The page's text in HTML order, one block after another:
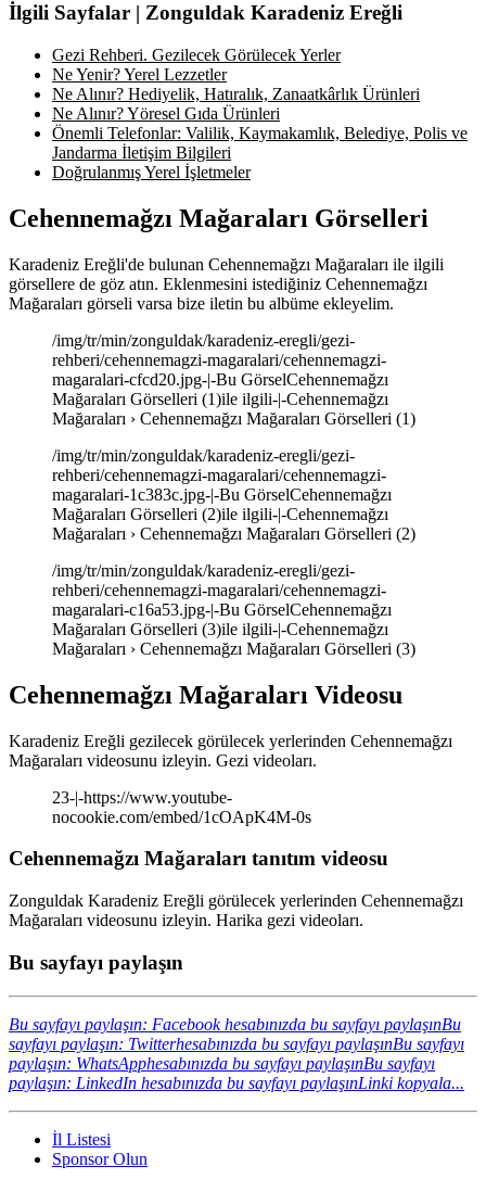
İlgili Sayfalar | Zonguldak Karadeniz Ereğli
Gezi Rehberi. Gezilecek Görülecek Yerler
Ne Yenir? Yerel Lezzetler
Ne Alınır? Hediyelik, Hatıralık, Zanaatkârlık Ürünleri
Ne Alınır? Yöresel Gıda Ürünleri
Önemli Telefonlar: Valilik, Kaymakamlık, Belediye, Polis ve
Jandarma İletişim Bilgileri
Doğrulanmış Yerel İşletmeler
Cehennemağzı Mağaraları Görselleri
Karadeniz Ereğli'de bulunan Cehennemağzı Mağaraları ile ilgili
görsellere de göz atın. Eklenmesini istediğiniz Cehennemağzı
Mağaraları görseli varsa bize iletin bu albüme ekleyelim.
/img/tr/min/zonguldak/karadeniz-eregli/gezi-
rehberi/cehennemagzi-magaralari/cehennemagzi-
magaralari-cfcd20.jpg-|-Bu GörselCehennemağzı
Mağaraları Görselleri (1)ile ilgili-|-Cehennemağzı
Mağaraları › Cehennemağzı Mağaraları Görselleri (1)
/img/tr/min/zonguldak/karadeniz-eregli/gezi-
rehberi/cehennemagzi-magaralari/cehennemagzi-
magaralari-1c383c.jpg-|-Bu GörselCehennemağzı
Mağaraları Görselleri (2)ile ilgili-|-Cehennemağzı
Mağaraları › Cehennemağzı Mağaraları Görselleri (2)
/img/tr/min/zonguldak/karadeniz-eregli/gezi-
rehberi/cehennemagzi-magaralari/cehennemagzi-
magaralari-c16a53.jpg-|-Bu GörselCehennemağzı
Mağaraları Görselleri (3)ile ilgili-|-Cehennemağzı
Mağaraları › Cehennemağzı Mağaraları Görselleri (3)
Cehennemağzı Mağaraları Videosu
Karadeniz Ereğli gezilecek görülecek yerlerinden Cehennemağzı
Mağaraları videosunu izleyin. Gezi videoları.
23-|-https://www.youtube-
nocookie.com/embed/1cOApK4M-0s
Cehennemağzı Mağaraları tanıtım videosu
Zonguldak Karadeniz Ereğli görülecek yerlerinden Cehennemağzı
Mağaraları videosunu izleyin. Harika gezi videoları.
Bu sayfayı paylaşın
Bu sayfayı paylaşın: Facebook hesabınızda bu sayfayı paylaşınBu
sayfayı paylaşın: Twitterhesabınızda bu sayfayı paylaşınBu sayfayı
paylaşın: WhatsApphesabınızda bu sayfayı paylaşınBu sayfayı
paylaşın: LinkedIn hesabınızda bu sayfayı paylaşınLinki kopyala...
İl Listesi
Sponsor Olun